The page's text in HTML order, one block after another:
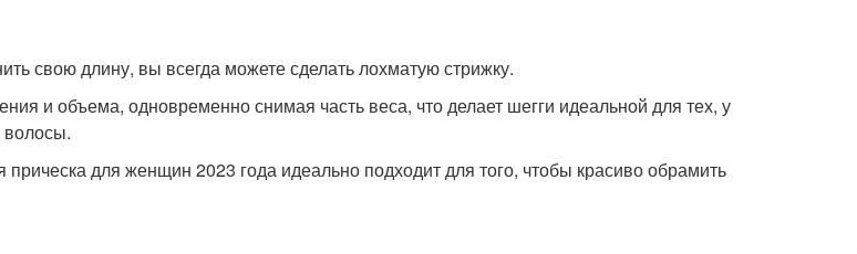
свою длину, вы всегда можете сделать лохматую стрижку.
и объема, одновременно снимая часть веса, что делает шегги идеальной для тех, у
волосы.
прическа для женщин 2023 года идеально подходит для того, чтобы красиво обрамить